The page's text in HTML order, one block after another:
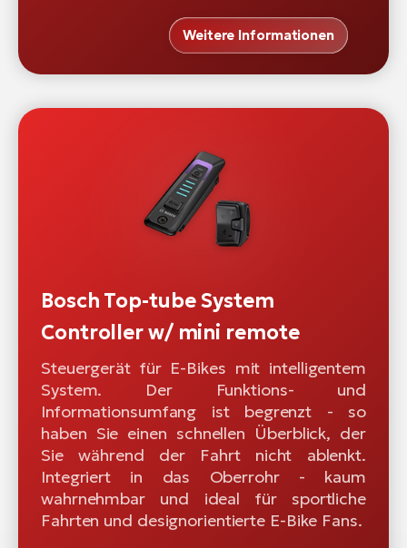
Weitere Informationen
Bosch Top-tube System
Controller w/ mini remote
Steuergerät für E-Bikes mit intelligentem
System. Der Funktions- und
Informationsumfang ist begrenzt - so
haben Sie einen schnellen Überblick, der
Sie während der Fahrt nicht ablenkt.
Integriert in das Oberrohr - kaum
wahrnehmbar und ideal für sportliche
Fahrten und designorientierte E-Bike Fans.